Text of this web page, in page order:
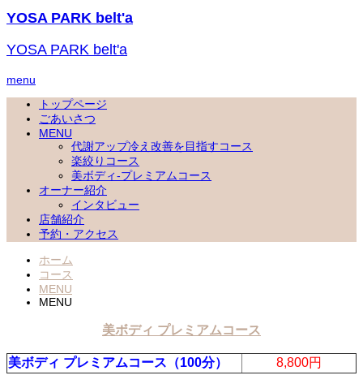
YOSA PARK belt'a
YOSA PARK belt'a
menu
トップページ
ごあいさつ
MENU
代謝アップ冷え改善を目指すコース
楽絞りコース
美ボディ-プレミアムコース
オーナー紹介
インタビュー
店舗紹介
予約・アクセス
ホーム
コース
MENU
MENU
美ボディ プレミアムコース
美ボディ プレミアムコース（100分） 8,800円